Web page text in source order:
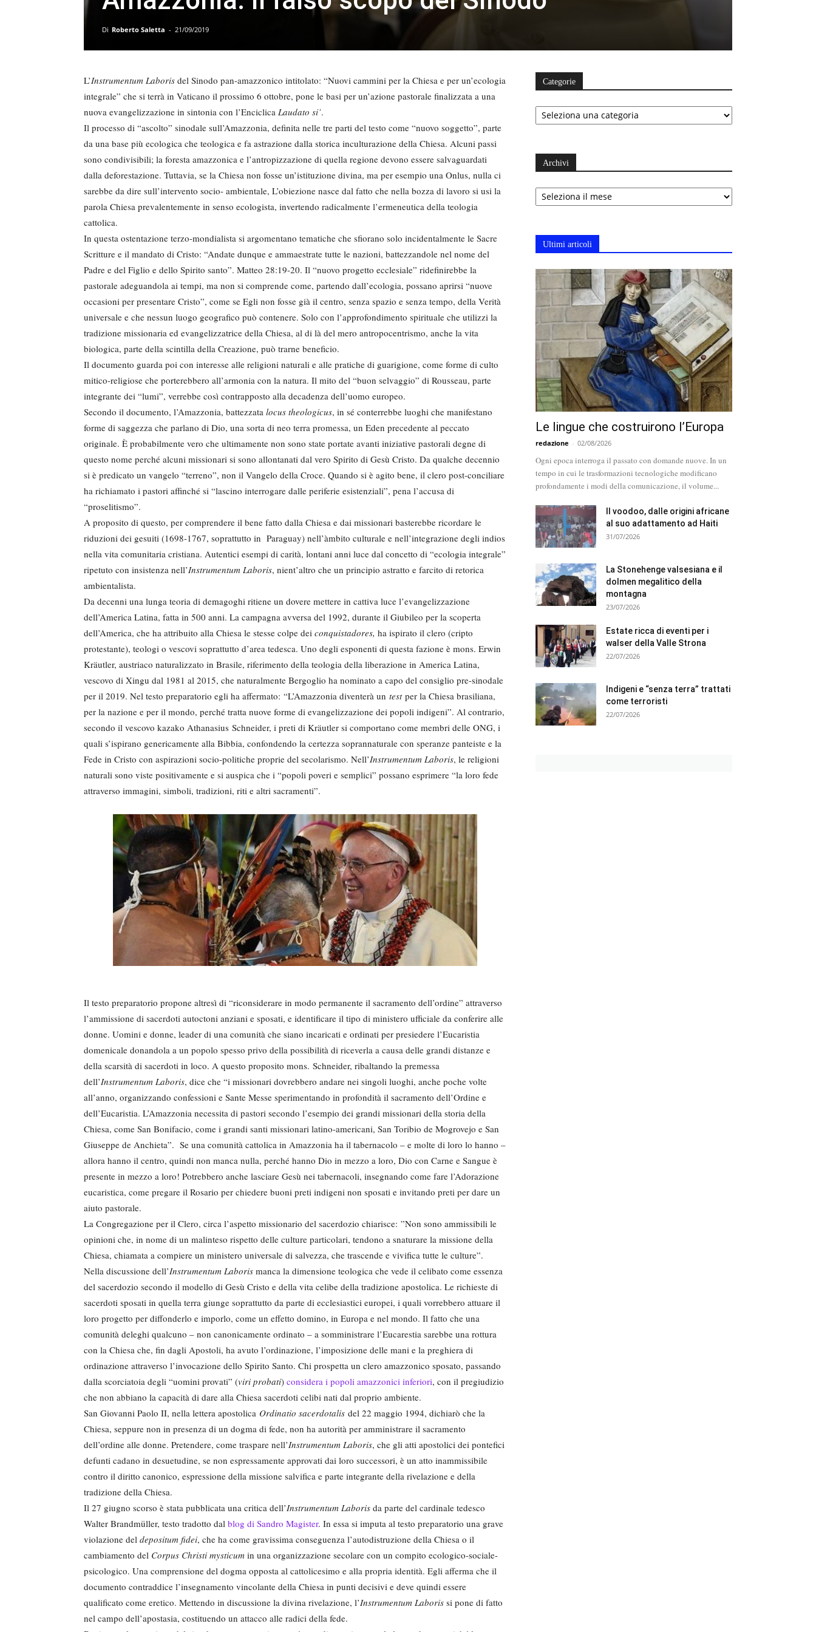
Di Roberto Saletta - 21/09/2019
L’Instrumentum Laboris del Sinodo pan-amazzonico intitolato: “Nuovi cammini per la Chiesa e per un’ecologia
integrale” che si terrà in Vaticano il prossimo 6 ottobre, pone le basi per un’azione pastorale finalizzata a una
nuova evangelizzazione in sintonia con l’Enciclica Laudato si’.
Il processo di “ascolto” sinodale sull’Amazzonia, definita nelle tre parti del testo come “nuovo soggetto”, parte
da una base più ecologica che teologica e fa astrazione dalla storica inculturazione della Chiesa. Alcuni passi
sono condivisibili; la foresta amazzonica e l’antropizzazione di quella regione devono essere salvaguardati
dalla deforestazione. Tuttavia, se la Chiesa non fosse un’istituzione divina, ma per esempio una Onlus, nulla ci
sarebbe da dire sull’intervento socio- ambientale, L’obiezione nasce dal fatto che nella bozza di lavoro si usi la
parola Chiesa prevalentemente in senso ecologista, invertendo radicalmente l’ermeneutica della teologia
cattolica.
In questa ostentazione terzo-mondialista si argomentano tematiche che sfiorano solo incidentalmente le Sacre
Scritture e il mandato di Cristo: “Andate dunque e ammaestrate tutte le nazioni, battezzandole nel nome del
Padre e del Figlio e dello Spirito santo”. Matteo 28:19-20. Il “nuovo progetto ecclesiale” ridefinirebbe la
pastorale adeguandola ai tempi, ma non si comprende come, partendo dall’ecologia, possano aprirsi “nuove
occasioni per presentare Cristo”, come se Egli non fosse già il centro, senza spazio e senza tempo, della Verità
universale e che nessun luogo geografico può contenere. Solo con l’approfondimento spirituale che utilizzi la
tradizione missionaria ed evangelizzatrice della Chiesa, al di là del mero antropocentrismo, anche la vita
biologica, parte della scintilla della Creazione, può trarne beneficio.
Il documento guarda poi con interesse alle religioni naturali e alle pratiche di guarigione, come forme di culto
mitico-religiose che porterebbero all’armonia con la natura. Il mito del “buon selvaggio” di Rousseau, parte
integrante dei “lumi”, verrebbe così contrapposto alla decadenza dell’uomo europeo.
Secondo il documento, l’Amazzonia, battezzata locus theologicus, in sé conterrebbe luoghi che manifestano
forme di saggezza che parlano di Dio, una sorta di neo terra promessa, un Eden precedente al peccato
originale. È probabilmente vero che ultimamente non sono state portate avanti iniziative pastorali degne di
questo nome perché alcuni missionari si sono allontanati dal vero Spirito di Gesù Cristo. Da qualche decennio
si è predicato un vangelo “terreno”, non il Vangelo della Croce. Quando si è agito bene, il clero post-conciliare
ha richiamato i pastori affinché si “lascino interrogare dalle periferie esistenziali”, pena l’accusa di
“proselitismo”.
A proposito di questo, per comprendere il bene fatto dalla Chiesa e dai missionari basterebbe ricordare le
riduzioni dei gesuiti (1698-1767, soprattutto in Paraguay) nell’àmbito culturale e nell’integrazione degli indios
nella vita comunitaria cristiana. Autentici esempi di carità, lontani anni luce dal concetto di “ecologia integrale”
ripetuto con insistenza nell’Instrumentum Laboris, nient’altro che un principio astratto e farcito di retorica
ambientalista.
Da decenni una lunga teoria di demagoghi ritiene un dovere mettere in cattiva luce l’evangelizzazione
dell’America Latina, fatta in 500 anni. La campagna avversa del 1992, durante il Giubileo per la scoperta
dell’America, che ha attribuito alla Chiesa le stesse colpe dei conquistadores, ha ispirato il clero (cripto
protestante), teologi o vescovi soprattutto d’area tedesca. Uno degli esponenti di questa fazione è mons. Erwin
Kräutler, austriaco naturalizzato in Brasile, riferimento della teologia della liberazione in America Latina,
vescovo di Xingu dal 1981 al 2015, che naturalmente Bergoglio ha nominato a capo del consiglio pre-sinodale
per il 2019. Nel testo preparatorio egli ha affermato: “L’Amazzonia diventerà un testper la Chiesa brasiliana,
per la nazione e per il mondo, perché tratta nuove forme di evangelizzazione dei popoli indigeni”. Al contrario,
secondo il vescovo kazako Athanasius Schneider, i preti di Kräutler si comportano come membri delle ONG, i
quali s’ispirano genericamente alla Bibbia, confondendo la certezza soprannaturale con speranze panteiste e la
Fede in Cristo con aspirazioni socio-politiche proprie del secolarismo. Nell’Instrumentum Laboris, le religioni
naturali sono viste positivamente e si auspica che i “popoli poveri e semplici” possano esprimere “la loro fede
attraverso immagini, simboli, tradizioni, riti e altri sacramenti”.
Il testo preparatorio propone altresì di “riconsiderare in modo permanente il sacramento dell’ordine” attraverso
l’ammissione di sacerdoti autoctoni anziani e sposati, e identificare il tipo di ministero ufficiale da conferire alle
donne. Uomini e donne, leader di una comunità che siano incaricati e ordinati per presiedere l’Eucaristia
domenicale donandola a un popolo spesso privo della possibilità di riceverla a causa delle grandi distanze e
della scarsità di sacerdoti in loco. A questo proposito mons. Schneider, ribaltando la premessa
dell’Instrumentum Laboris, dice che “i missionari dovrebbero andare nei singoli luoghi, anche poche volte
all’anno, organizzando confessioni e Sante Messe sperimentando in profondità il sacramento dell’Ordine e
dell’Eucaristia. L’Amazzonia necessita di pastori secondo l’esempio dei grandi missionari della storia della
Chiesa, come San Bonifacio, come i grandi santi missionari latino-americani, San Toribio de Mogrovejo e San
Giuseppe de Anchieta”. Se una comunità cattolica in Amazzonia ha il tabernacolo – e molte di loro lo hanno –
allora hanno il centro, quindi non manca nulla, perché hanno Dio in mezzo a loro, Dio con Carne e Sangue è
presente in mezzo a loro! Potrebbero anche lasciare Gesù nei tabernacoli, insegnando come fare l’Adorazione
eucaristica, come pregare il Rosario per chiedere buoni preti indigeni non sposati e invitando preti per dare un
aiuto pastorale.
La Congregazione per il Clero, circa l’aspetto missionario del sacerdozio chiarisce: ”Non sono ammissibili le
opinioni che, in nome di un malinteso rispetto delle culture particolari, tendono a snaturare la missione della
Chiesa, chiamata a compiere un ministero universale di salvezza, che trascende e vivifica tutte le culture”.
Nella discussione dell’Instrumentum Laboris manca la dimensione teologica che vede il celibato come essenza
del sacerdozio secondo il modello di Gesù Cristo e della vita celibe della tradizione apostolica. Le richieste di
sacerdoti sposati in quella terra giunge soprattutto da parte di ecclesiastici europei, i quali vorrebbero attuare il
loro progetto per diffonderlo e imporlo, come un effetto domino, in Europa e nel mondo. Il fatto che una
comunità deleghi qualcuno – non canonicamente ordinato – a somministrare l’Eucarestia sarebbe una rottura
con la Chiesa che, fin dagli Apostoli, ha avuto l’ordinazione, l’imposizione delle mani e la preghiera di
ordinazione attraverso l’invocazione dello Spirito Santo. Chi prospetta un clero amazzonico sposato, passando
dalla scorciatoia degli “uomini provati” (viri probati) considera i popoli amazzonici inferiori, con il pregiudizio
che non abbiano la capacità di dare alla Chiesa sacerdoti celibi nati dal proprio ambiente.
San Giovanni Paolo II, nella lettera apostolica Ordinatio sacerdotalis del 22 maggio 1994, dichiarò che la
Chiesa, seppure non in presenza di un dogma di fede, non ha autorità per amministrare il sacramento
dell’ordine alle donne. Pretendere, come traspare nell’Instrumentum Laboris, che gli atti apostolici dei pontefici
defunti cadano in desuetudine, se non espressamente approvati dai loro successori, è un atto inammissibile
contro il diritto canonico, espressione della missione salvifica e parte integrante della rivelazione e della
tradizione della Chiesa.
Il 27 giugno scorso è stata pubblicata una critica dell’Instrumentum Laboris da parte del cardinale tedesco
Walter Brandmüller, testo tradotto dal blog di Sandro Magister. In essa si imputa al testo preparatorio una grave
violazione del depositum fidei, che ha come gravissima conseguenza l’autodistruzione della Chiesa o il
cambiamento del Corpus Christi mysticum in una organizzazione secolare con un compito ecologico-sociale-
psicologico. Una comprensione del dogma opposta al cattolicesimo e alla propria identità. Egli afferma che il
documento contraddice l’insegnamento vincolante della Chiesa in punti decisivi e deve quindi essere
qualificato come eretico. Mettendo in discussione la divina rivelazione, l’Instrumentum Laboris si pone di fatto
nel campo dell’apostasia, costituendo un attacco alle radici della fede.
Categorie
Categorie
Archivi
Archivi
Ultimi articoli
Le lingue che costruirono l’Europa
redazione - 02/08/2026
Ogni epoca interroga il passato con domande nuove. In un
tempo in cui le trasformazioni tecnologiche modificano
profondamente i modi della comunicazione, il volume...
Il voodoo, dalle origini africane
al suo adattamento ad Haiti
31/07/2026
La Stonehenge valsesiana e il
dolmen megalitico della
montagna
23/07/2026
Estate ricca di eventi per i
walser della Valle Strona
22/07/2026
Indigeni e “senza terra” trattati
come terroristi
22/07/2026